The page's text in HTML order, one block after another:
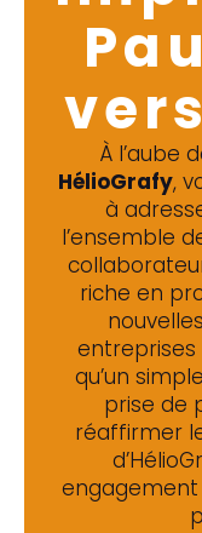
À l’aube
HélioGrafy,
à
l’ensemble
riche en
entreprises
qu’un
prise de
réaffirmer